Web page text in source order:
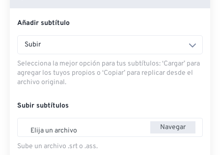
Añadir subtítulo
Subir
Selecciona la mejor opción para tus subtítulos: ‘Cargar’ para
agregar los tuyos propios o ‘Copiar’ para replicar desde el
archivo original.
Subir subtítulos
Elija un archivo Navegar
Sube un archivo .srt o .ass.